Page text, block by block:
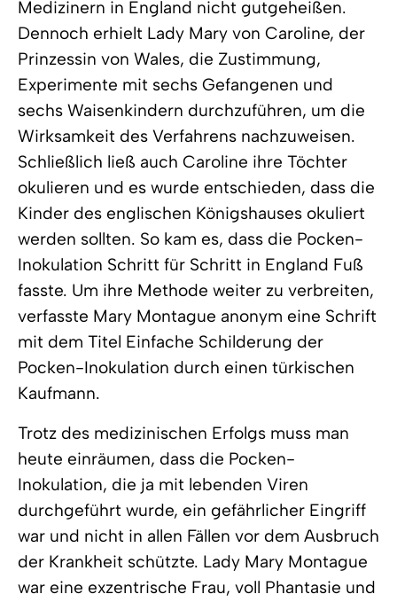
Medizinern in England nicht gutgeheißen.
Dennoch erhielt Lady Mary von Caroline, der
Prinzessin von Wales, die Zustimmung,
Experimente mit sechs Gefangenen und
sechs Waisenkindern durchzuführen, um die
Wirksamkeit des Verfahrens nachzuweisen.
Schließlich ließ auch Caroline ihre Töchter
okulieren und es wurde entschieden, dass die
Kinder des englischen Königshauses okuliert
werden sollten. So kam es, dass die Pocken-
Inokulation Schritt für Schritt in England Fuß
fasste. Um ihre Methode weiter zu verbreiten,
verfasste Mary Montague anonym eine Schrift
mit dem Titel Einfache Schilderung der
Pocken-Inokulation durch einen türkischen
Kaufmann.
Trotz des medizinischen Erfolgs muss man
heute einräumen, dass die Pocken-
Inokulation, die ja mit lebenden Viren
durchgeführt wurde, ein gefährlicher Eingriff
war und nicht in allen Fällen vor dem Ausbruch
der Krankheit schützte. Lady Mary Montague
war eine exzentrische Frau, voll Phantasie und